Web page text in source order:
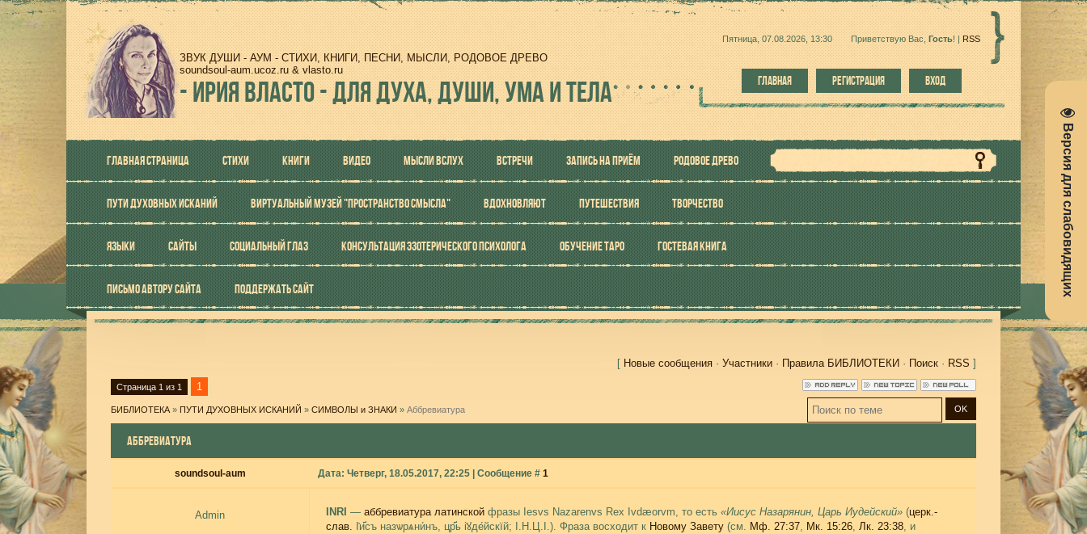
Версия для слабовидящих
ЗВУК ДУШИ - АУМ - СТИХИ, КНИГИ, ПЕСНИ, МЫСЛИ, РОДОВОЕ ДРЕВО
soundsoul-aum.ucoz.ru & vlasto.ru
-ИРИЯ ВЛАСТО - ДЛЯ ДУХА, ДУШИ, УМА И ТЕЛА
Пятница, 07.08.2026, 13:30 Приветствую Вас Гость! | RSS
ГЛАВНАЯ РЕГИСТРАЦИЯ ВХОД
ГЛАВНАЯ СТРАНИЦА СТИХИ КНИГИ ВИДЕО МЫСЛИ ВСЛУХ ВСТРЕЧИ ЗАПИСЬ НА ПРИЁМ РОДОВОЕ ДРЕВО
ПУТИ ДУХОВНЫХ ИСКАНИЙ ВИРТУАЛЬНЫЙ МУЗЕЙ "ПРОСТРАНСТВО СМЫСЛА" ВДОХНОВЛЯЮТ ПУТЕШЕСТВИЯ ТВОРЧЕСТВО
ЯЗЫКИ САЙТЫ СОЦИАЛЬНЫЙ ГЛАЗ КОНСУЛЬТАЦИЯ ЭЗОТЕРИЧЕСКОГО ПСИХОЛОГА ОБУЧЕНИЕ ТАРО ГОСТЕВАЯ КНИГА
ПИСЬМО АВТОРУ САЙТА ПОДДЕРЖАТЬ САЙТ
[ Новые сообщения · Участники · Правила БИБЛИОТЕКИ · Поиск · RSS ]
Страница 1 из 1 1
БИБЛИОТЕКА » ПУТИ ДУХОВНЫХ ИСКАНИЙ » СИМВОЛЫ и ЗНАКИ » Аббревиатура
АББРЕВИАТУРА
soundsoul-aum Дата: Четверг, 18.05.2017, 22:25 | Сообщение # 1
Admin INRI — аббревиатура латинской фразы Iesvs Nazarenvs Rex Ivdæorvm, то есть «Иисус Назарянин, Царь Иудейский» (церк.-
слав. І҆и҃съ назѡрѧни́нъ, цр҃ь і҆ꙋде́йскїй; І.Н.Ц.І.). Фраза восходит к Новому Завету (см. Мф. 27:37, Мк. 15:26, Лк. 23:38, и